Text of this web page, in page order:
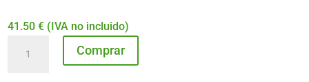
41.50€ (IVA no incluido)
Comprar